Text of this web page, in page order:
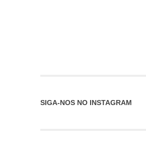
SIGA-NOS NO INSTAGRAM